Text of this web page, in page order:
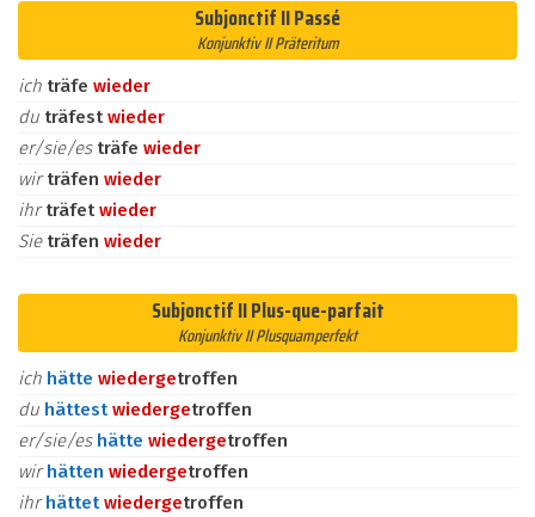
Subjonctif II Passé
Konjunktiv II Präteritum
ich träfe wieder
du träfestwieder
er/sie/es träfe wieder
wirträfen wieder
ihrträfetwieder
Sie träfen wieder
Subjonctif II Plus-que-parfait
Konjunktiv II Plusquamperfekt
ich hätte wiedergetroffen
du hättestwiedergetroffen
er/sie/es hätte wiedergetroffen
wirhätten wiedergetroffen
ihrhättetwiedergetroffen